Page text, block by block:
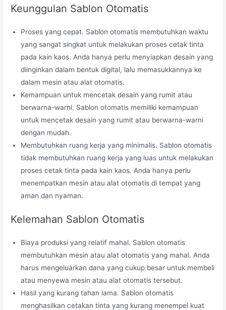
Keunggulan Sablon Otomatis
Proses yang cepat. Sablon otomatis membutuhkan waktu
yang sangat singkat untuk melakukan proses cetak tinta
pada kain kaos. Anda hanya perlu menyiapkan desain yang
diinginkan dalam bentuk digital, lalu memasukkannya ke
dalam mesin atau alat otomatis.
Kemampuan untuk mencetak desain yang rumit atau
berwarna-warni. Sablon otomatis memiliki kemampuan
untuk mencetak desain yang rumit atau berwarna-warni
dengan mudah.
Membutuhkan ruang kerja yang minimalis. Sablon otomatis
tidak membutuhkan ruang kerja yang luas untuk melakukan
proses cetak tinta pada kain kaos. Anda hanya perlu
menempatkan mesin atau alat otomatis di tempat yang
aman dan nyaman.
Kelemahan Sablon Otomatis
Biaya produksi yang relatif mahal. Sablon otomatis
membutuhkan mesin atau alat otomatis yang mahal. Anda
harus mengeluarkan dana yang cukup besar untuk membeli
atau menyewa mesin atau alat otomatis tersebut.
Hasil yang kurang tahan lama. Sablon otomatis
menghasilkan cetakan tinta yang kurang menempel kuat